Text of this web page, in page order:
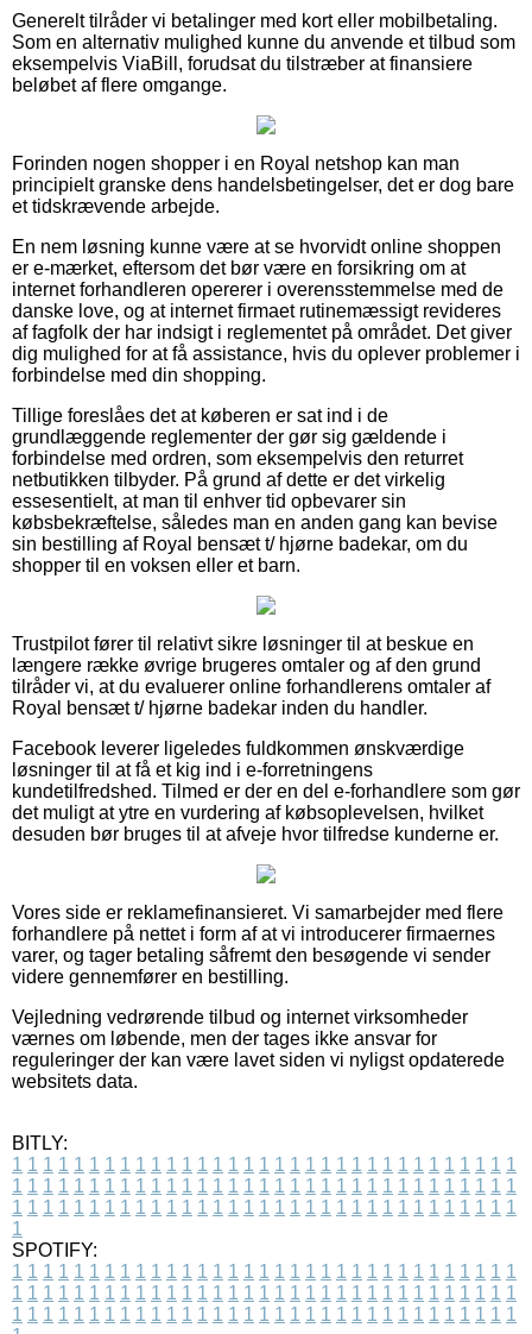
Generelt tilråder vi betalinger med kort eller mobilbetaling.
Som en alternativ mulighed kunne du anvende et tilbud som
eksempelvis ViaBill, forudsat du tilstræber at finansiere
beløbet af flere omgange.
Forinden nogen shopper i en Royal netshop kan man
principielt granske dens handelsbetingelser, det er dog bare
et tidskrævende arbejde.
En nem løsning kunne være at se hvorvidt online shoppen
er e-mærket, eftersom det bør være en forsikring om at
internet forhandleren opererer i overensstemmelse med de
danske love, og at internet firmaet rutinemæssigt revideres
af fagfolk der har indsigt i reglementet på området. Det giver
dig mulighed for at få assistance, hvis du oplever problemer i
forbindelse med din shopping.
Tillige foreslåes det at køberen er sat ind i de
grundlæggende reglementer der gør sig gældende i
forbindelse med ordren, som eksempelvis den returret
netbutikken tilbyder. På grund af dette er det virkelig
essesentielt, at man til enhver tid opbevarer sin
købsbekræftelse, således man en anden gang kan bevise
sin bestilling af Royal bensæt t/ hjørne badekar, om du
shopper til en voksen eller et barn.
Trustpilot fører til relativt sikre løsninger til at beskue en
længere række øvrige brugeres omtaler og af den grund
tilråder vi, at du evaluerer online forhandlerens omtaler af
Royal bensæt t/ hjørne badekar inden du handler.
Facebook leverer ligeledes fuldkommen ønskværdige
løsninger til at få et kig ind i e-forretningens
kundetilfredshed. Tilmed er der en del e-forhandlere som gør
det muligt at ytre en vurdering af købsoplevelsen, hvilket
desuden bør bruges til at afveje hvor tilfredse kunderne er.
Vores side er reklamefinansieret. Vi samarbejder med flere
forhandlere på nettet i form af at vi introducerer firmaernes
varer, og tager betaling såfremt den besøgende vi sender
videre gennemfører en bestilling.
Vejledning vedrørende tilbud og internet virksomheder
værnes om løbende, men der tages ikke ansvar for
reguleringer der kan være lavet siden vi nyligst opdaterede
websitets data.
BITLY:
1 1 1 1 1 1 1 1 1 1 1 1 1 1 1 1 1 1 1 1 1 1 1 1 1 1 1 1 1 1 1 1 1
1 1 1 1 1 1 1 1 1 1 1 1 1 1 1 1 1 1 1 1 1 1 1 1 1 1 1 1 1 1 1 1 1
1 1 1 1 1 1 1 1 1 1 1 1 1 1 1 1 1 1 1 1 1 1 1 1 1 1 1 1 1 1 1 1 1
1
SPOTIFY:
1 1 1 1 1 1 1 1 1 1 1 1 1 1 1 1 1 1 1 1 1 1 1 1 1 1 1 1 1 1 1 1 1
1 1 1 1 1 1 1 1 1 1 1 1 1 1 1 1 1 1 1 1 1 1 1 1 1 1 1 1 1 1 1 1 1
1 1 1 1 1 1 1 1 1 1 1 1 1 1 1 1 1 1 1 1 1 1 1 1 1 1 1 1 1 1 1 1 1